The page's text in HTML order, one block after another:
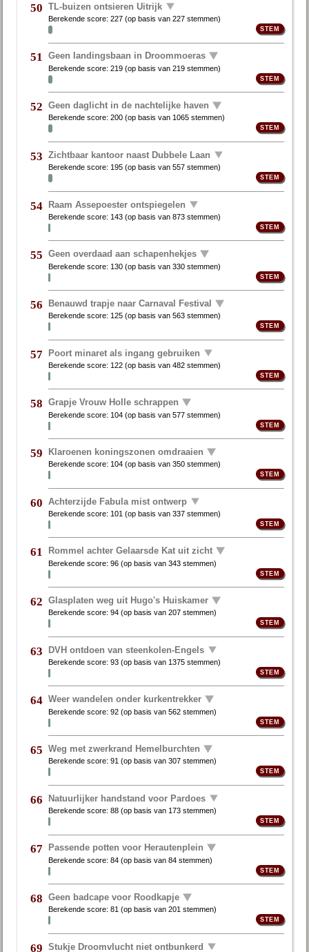
50 TL-buizen ontsieren Uitrijk
Berekende score:227 (op basis van227 stemmen)
51 Geen landingsbaan in Droommoeras
Berekende score:219 (op basis van219 stemmen)
52 Geen daglicht in de nachtelijke haven
Berekende score:200 (op basis van1065 stemmen)
53 Zichtbaar kantoor naast Dubbele Laan
Berekende score: 195 (op basis van557 stemmen)
54 Raam Assepoester ontspiegelen
Berekende score: 143 (op basis van873 stemmen)
55 Geen overdaad aan schapenhekjes
Berekende score: 130 (op basis van330 stemmen)
56 Benauwd trapje naar Carnaval Festival
Berekende score: 125 (op basis van563 stemmen)
57 Poort minaret als ingang gebruiken
Berekende score: 122 (op basis van482 stemmen)
58 Grapje Vrouw Holle schrappen
Berekende score: 104 (op basis van577 stemmen)
59 Klaroenen koningszonen omdraaien
Berekende score: 104 (op basis van350 stemmen)
60 Achterzijde Fabula mist ontwerp
Berekende score: 101 (op basis van337 stemmen)
61 Rommel achter Gelaarsde Kat uit zicht
Berekende score:96 (op basis van343 stemmen)
62 Glasplaten weg uit Hugo's Huiskamer
Berekende score:94 (op basis van207 stemmen)
63 DVH ontdoen van steenkolen-Engels
Berekende score:93 (op basis van 1375 stemmen)
64 Weer wandelen onder kurkentrekker
Berekende score:92 (op basis van562 stemmen)
65 Weg met zwerkrand Hemelburchten
Berekende score:91 (op basis van307 stemmen)
66 Natuurlijker handstand voor Pardoes
Berekende score:88 (op basis van 173 stemmen)
67 Passende potten voor Herautenplein
Berekende score:84 (op basis van84 stemmen)
68 Geen badcape voor Roodkapje
Berekende score:81 (op basis van201 stemmen)
69 Stukje Droomvlucht niet ontbunkerd